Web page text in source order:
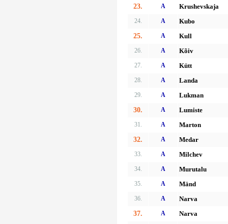
23.
A Krushevskaja
24. A
Kubo
25.
A Kull
26. A Kõiv
27. A Kütt
28. A Landa
29. A
Lukman
30.
A Lumiste
31. A
Marton
32.
A Medar
33. A Milchev
34. A Murutalu
35. A Mänd
36. A
Narva
37.
A Narva